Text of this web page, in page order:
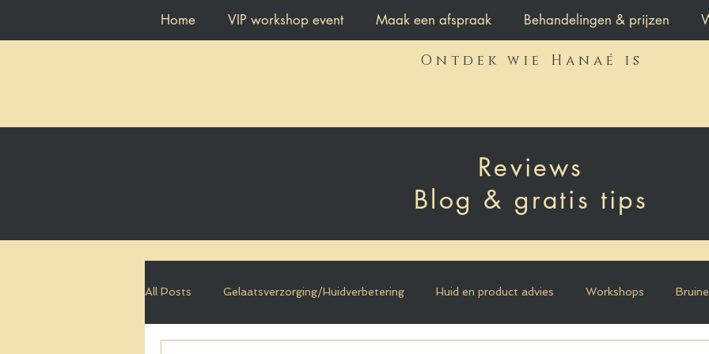
Home VIP workshop event Maak een afspraak Behandelingen & prijzen
Ontdek wie Hanaé is
Ontdek wie Hanaé is
Reviews
Blog & gratis tips
All Posts Gelaatsverzorging/Huidverbetering Huid en product advies Workshops